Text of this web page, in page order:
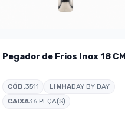
Pegador de Frios Inox 18 CM
CÓD.3511 LINHADAY BY DAY
CAIXA36 PEÇA(S)